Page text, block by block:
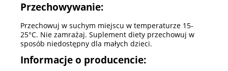
Przechowywanie:
Przechowuj w suchym miejscu w temperaturze 15-
25°C. Nie zamrażaj. Suplement diety przechowuj w
sposób niedostępny dla małych dzieci.
Informacje o producencie: